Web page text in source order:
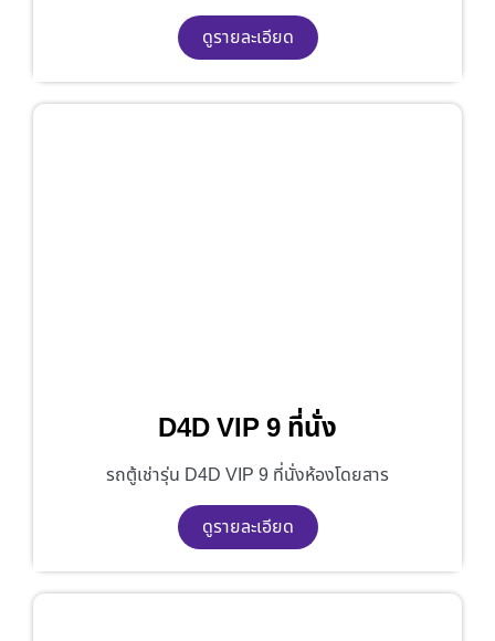
ดูรายละเอียด
D4D VIP 9 ที่นั่ง
รถตู้เช่ารุ่น D4D VIP 9 ที่นั่งห้องโดยสาร
ดูรายละเอียด